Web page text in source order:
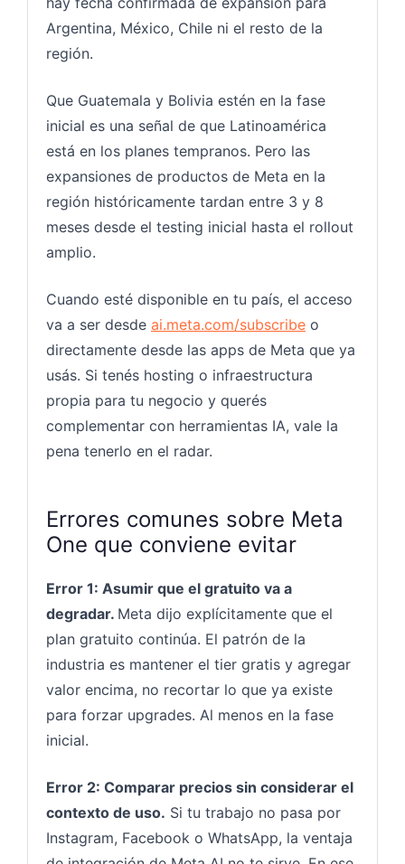
Argentina, México, Chile ni el resto de la
región.
Que Guatemala y Bolivia estén en la fase
inicial es una señal de que Latinoamérica
está en los planes tempranos. Pero las
expansiones de productos de Meta en la
región históricamente tardan entre 3 y 8
meses desde el testing inicial hasta el rollout
amplio.
Cuando esté disponible en tu país, el acceso
va a ser desde ai.meta.com/subscribe o
directamente desde las apps de Meta que ya
usás. Si tenés hosting o infraestructura
propia para tu negocio y querés
complementar con herramientas IA, vale la
pena tenerlo en el radar.
Errores comunes sobre Meta
One que conviene evitar
Error 1: Asumir que el gratuito va a
degradar. Meta dijo explícitamente que el
plan gratuito continúa. El patrón de la
industria es mantener el tier gratis y agregar
valor encima, no recortar lo que ya existe
para forzar upgrades. Al menos en la fase
inicial.
Error 2: Comparar precios sin considerar el
contexto de uso. Si tu trabajo no pasa por
Instagram, Facebook o WhatsApp, la ventaja